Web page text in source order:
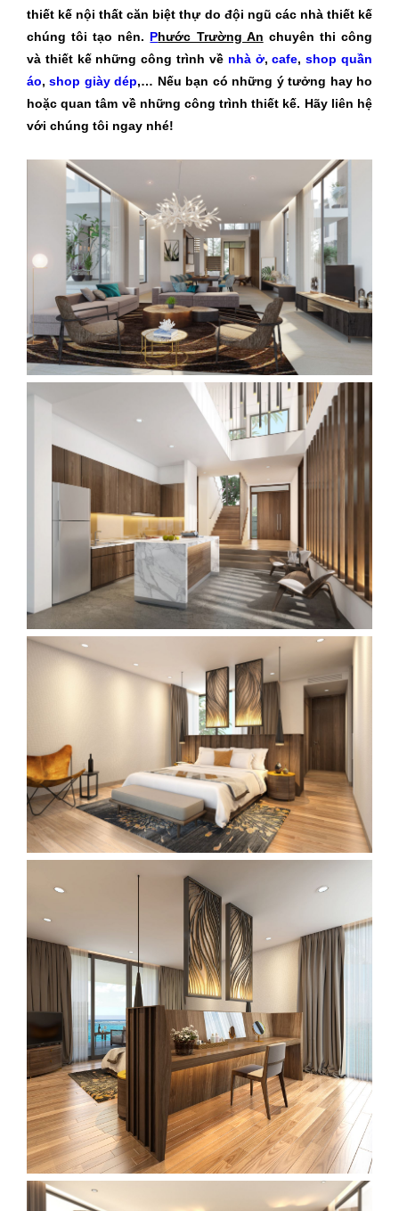
thiết kế nội thất căn biệt thự do đội ngũ các nhà thiết kế
chúng tôi tạo nên. Phước Trường An chuyên thi công
và thiết kế những công trình về nhà ở,cafe,shop quần
áo,shop giày dép,… Nếu bạn có những ý tưởng hay ho
hoặc quan tâm về những công trình thiết kế. Hãy liên hệ
với chúng tôi ngay nhé!